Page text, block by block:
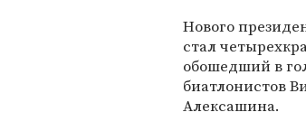
Нового
стал
обошедший в
биатлонистов
Алексашина.